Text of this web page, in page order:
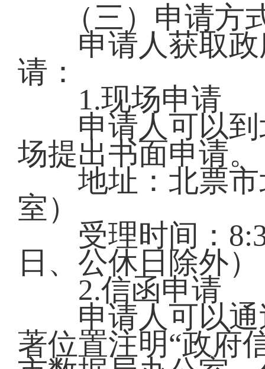
（三）申请方
申请人获取政
请：
1.现场申请
申请人可以到
场提出书面申请
地址：北票市
室）
受理时间：
日、公休日除外
2.信函申请
申请人可以通
著位置注明“政府